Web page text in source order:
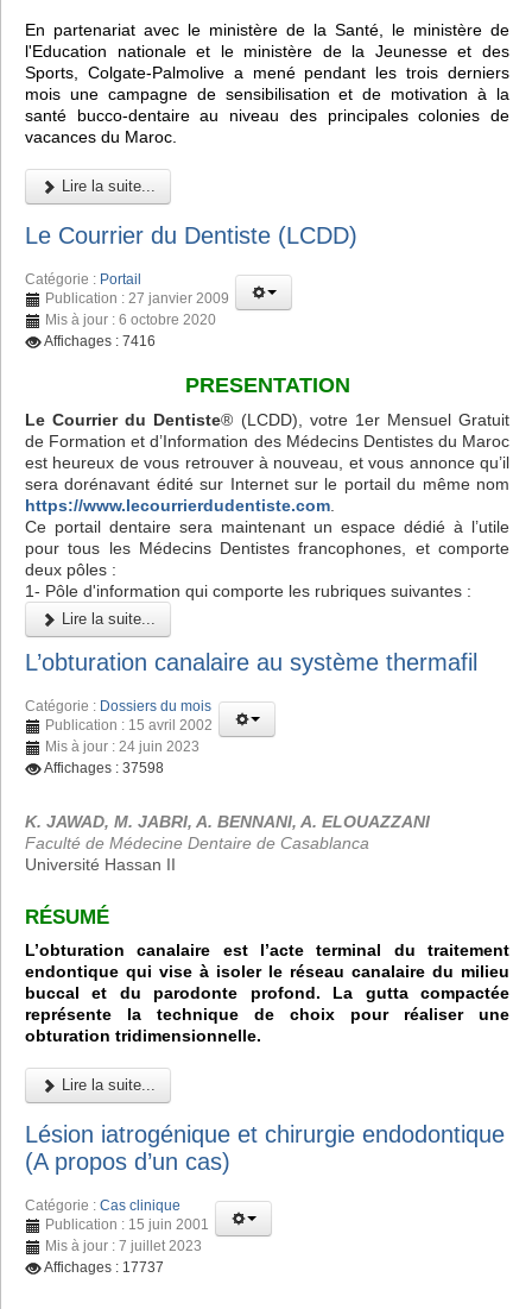
En partenariat avec le ministère de la Santé, le ministère de
l'Education nationale et le ministère de la Jeunesse et des
Sports, Colgate-Palmolive a mené pendant les trois derniers
mois une campagne de sensibilisation et de motivation à la
santé bucco-dentaire au niveau des principales colonies de
vacances du Maroc.
Lire la suite...
Le Courrier du Dentiste (LCDD)
Catégorie : Portail
Publication : 27 janvier 2009
Mis à jour : 6 octobre 2020
Affichages : 7416
PRESENTATION
Le Courrier du Dentiste® (LCDD), votre 1er Mensuel Gratuit
de Formation et d’Information des Médecins Dentistes du Maroc
est heureux de vous retrouver à nouveau, et vous annonce qu’il
sera dorénavant édité sur Internet sur le portail du même nom
https://www.lecourrierdudentiste.com
Ce portail dentaire sera maintenant un espace dédié à l’utile
pour tous les Médecins Dentistes francophones, et comporte
deux pôles :
1- Pôle d'information qui comporte les rubriques suivantes :
Lire la suite...
L’obturation canalaire au système thermafil
Catégorie : Dossiers du mois
Publication : 15 avril 2002
Mis à jour : 24 juin 2023
Affichages : 37598
K. JAWAD, M. JABRI, A. BENNANI, A. ELOUAZZANI
Faculté de Médecine Dentaire de Casablanca
Université Hassan II
RÉSUMÉ
L’obturation canalaire est l’acte terminal du traitement
endontique qui vise à isoler le réseau canalaire du milieu
buccal et du parodonte profond. La gutta compactée
représente la technique de choix pour réaliser une
obturation tridimensionnelle.
Lire la suite...
Lésion iatrogénique et chirurgie endodontique
(A propos d’un cas)
Catégorie : Cas clinique
Publication : 15 juin 2001
Mis à jour : 7 juillet 2023
Affichages : 17737